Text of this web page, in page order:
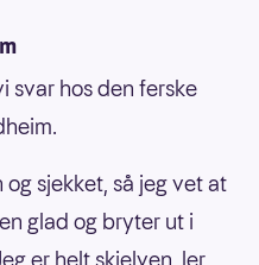
svar hos den ferske
sjekket, så jeg vet at
glad og bryter ut i